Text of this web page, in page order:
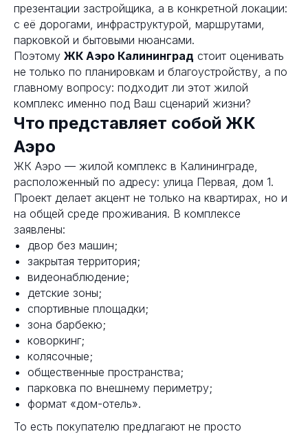
презентации застройщика, а в конкретной локации:
с её дорогами, инфраструктурой, маршрутами,
парковкой и бытовыми нюансами.
Поэтому ЖК Аэро Калининград стоит оценивать
не только по планировкам и благоустройству, а по
главному вопросу: подходит ли этот жилой
комплекс именно под Ваш сценарий жизни?
Что представляет собой ЖК
Аэро
ЖК Аэро — жилой комплекс в Калининграде,
расположенный по адресу: улица Первая, дом 1.
Проект делает акцент не только на квартирах, но и
на общей среде проживания. В комплексе
заявлены:
двор без машин;
закрытая территория;
видеонаблюдение;
детские зоны;
спортивные площадки;
зона барбекю;
коворкинг;
колясочные;
общественные пространства;
парковка по внешнему периметру;
формат «дом-отель».
То есть покупателю предлагают не просто